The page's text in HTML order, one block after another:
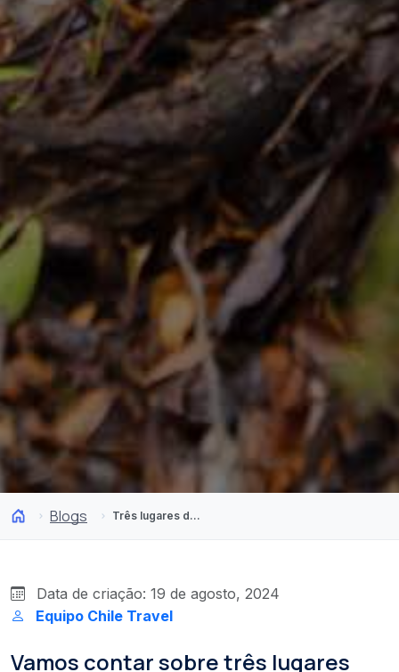
Blogs Três lugares de Chiloé cheios de mistérios que você precisa conhecer
Data de criação: 19 de agosto, 2024
Equipo Chile Travel
Vamos contar sobre três lugares